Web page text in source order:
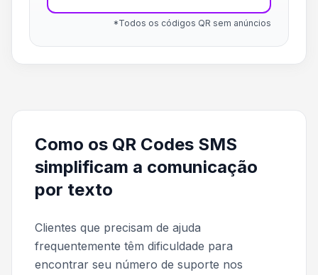
*Todos os códigos QR sem anúncios
Como os QR Codes SMS
simplificam a comunicação
por texto
Clientes que precisam de ajuda
frequentemente têm dificuldade para
encontrar seu número de suporte nos